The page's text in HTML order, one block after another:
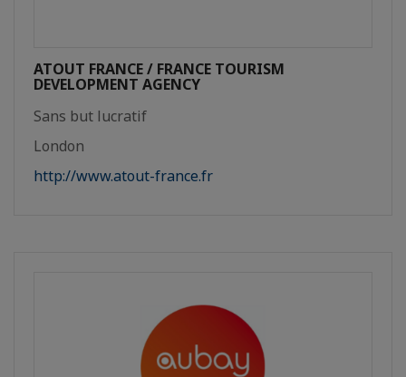
ATOUT FRANCE / FRANCE TOURISM
DEVELOPMENT AGENCY
Sans but lucratif
London
http://www.atout-france.fr